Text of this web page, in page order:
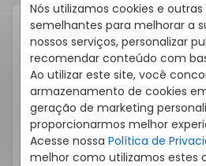
Nós utilizamos cookies e
semelhantes para melhorar a
nossos serviços, personalizar
recomendar conteúdo com
Ao utilizar este site, você
armazenamento de cookies
geração de marketing
proporcionarmos melhor
Acesse nossa Política de
melhor como utilizamos estes